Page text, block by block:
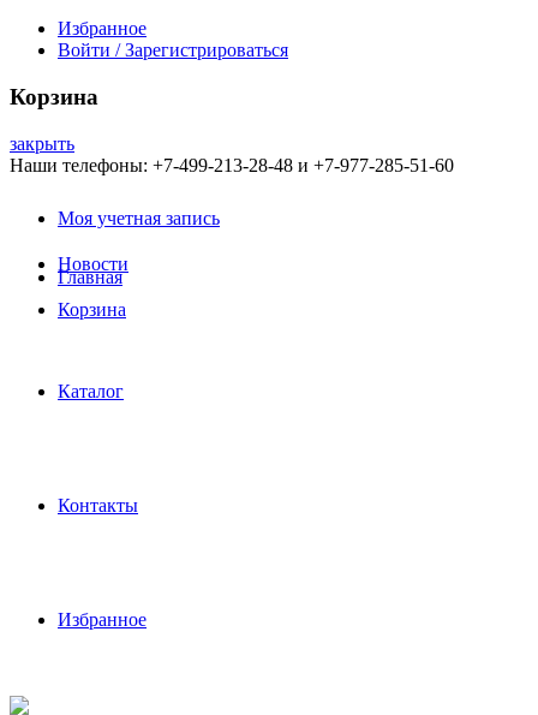
Избранное
Войти / Зарегистрироваться
Корзина
закрыть
Наши телефоны: +7-499-213-28-48 и +7-977-285-51-60
Моя учетная запись
Новости
Корзина
Главная
Каталог
Контакты
Избранное